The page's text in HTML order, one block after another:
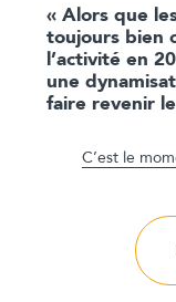
« Alors que
toujours bien
l’activité en
une
faire revenir
C’est le